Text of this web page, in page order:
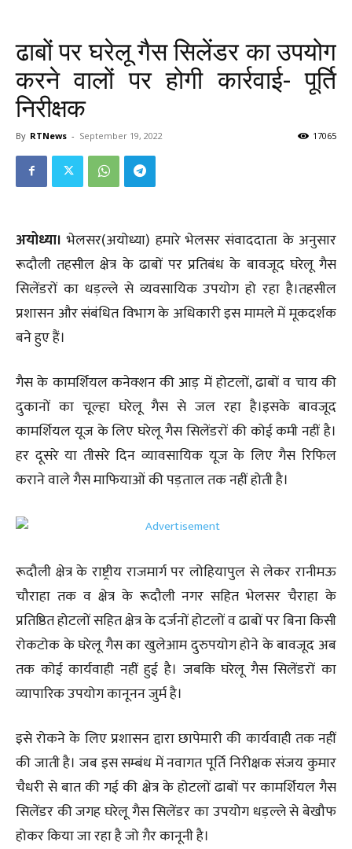
ढाबों पर घरेलू गैस सिलेंडर का उपयोग
करने वालों पर होगी कार्रवाई- पूर्ति
निरीक्षक
By RTNews - September 19, 2022 17065
अयोध्या।भेलसर(अयोध्या) हमारे भेलसर संवाददाता के अनुसार
रूदौली तहसील क्षेत्र के ढाबों पर प्रतिबंध के बावजूद घरेलू गैस
सिलेंडरों का धड़ल्ले से व्यवसायिक उपयोग हो रहा है।तहसील
प्रशासन और संबंधित विभाग के अधिकारी इस मामले में मूकदर्शक
बने हुए हैं।
गैस के कामर्शियल कनेक्शन की आड़ में होटलों, ढाबों व चाय की
दुकानों का चूल्हा घरेलू गैस से जल रहा है।इसके बावजूद
कामर्शियल यूज के लिए घरेलू गैस सिलेंडरों की कोई कमी नहीं है।
हर दूसरे या तीसरे दिन व्यावसायिक यूज के लिए गैस रिफिल
कराने वाले गैस माफियाओं की पड़ताल तक नहीं होती है।
रूदौली क्षेत्र के राष्ट्रीय राजमार्ग पर लोहियापुल से लेकर रानीमऊ
चौराहा तक व क्षेत्र के रूदौली नगर सहित भेलसर चैराहा के
प्रतिष्ठित होटलों सहित क्षेत्र के दर्जनों होटलों व ढाबों पर बिना किसी
रोकटोक के घरेलू गैस का खुलेआम दुरुपयोग होने के बावजूद अब
तक कोई कार्यवाही नहीं हुई है। जबकि घरेलू गैस सिलेंडरों का
व्यापारिक उपयोग कानूनन जुर्म है।
इसे रोकने के लिए प्रशासन द्दारा छापेमारी की कार्यवाही तक नहीं
की जाती है। जब इस सम्बंध में नवागत पूर्ति निरीक्षक संजय कुमार
चैधरी से बात की गई की क्षेत्र के होटलों ढाबों पर कामर्शियल गैस
सिलेंडर की जगह घरेलू गैस सिलेंडर का उपयोग धड़ल्ले से बेखौफ
होकर किया जा रहा है जो ग़ैर कानूनी है।